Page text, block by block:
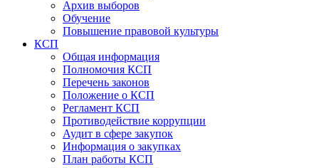
Архив выборов
Обучение
Повышение правовой культуры
КСП
Общая информация
Полномочия КСП
Перечень законов
Положение о КСП
Регламент КСП
Противодействие коррупции
Аудит в сфере закупок
Информация о закупках
План работы КСП